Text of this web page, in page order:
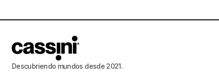
Descubriendo mundos desde 2021.